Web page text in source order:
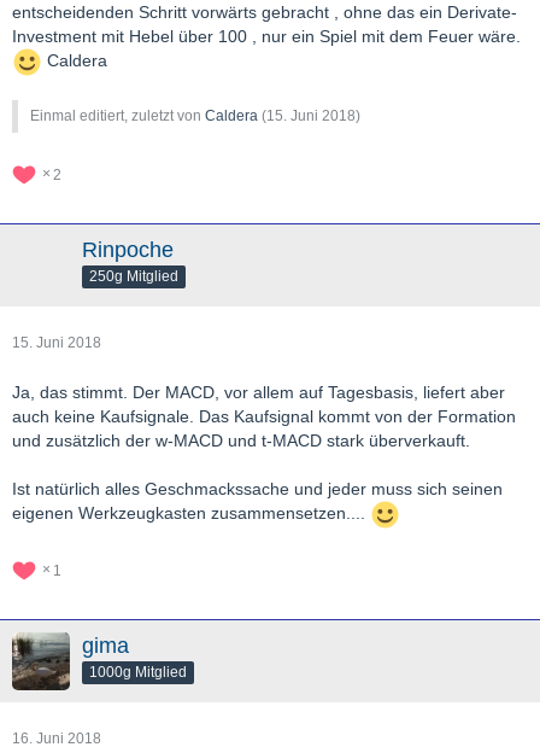
entscheidenden Schritt vorwärts gebracht , ohne das ein Derivate-
Investment mit Hebel über 100 , nur ein Spiel mit dem Feuer wäre.
Caldera
Einmal editiert, zuletzt von Caldera (15. Juni 2018)
2
Rinpoche
250g Mitglied
15. Juni 2018
Ja, das stimmt. Der MACD, vor allem auf Tagesbasis, liefert aber
auch keine Kaufsignale. Das Kaufsignal kommt von der Formation
und zusätzlich der w-MACD und t-MACD stark überverkauft.
Ist natürlich alles Geschmackssache und jeder muss sich seinen
eigenen Werkzeugkasten zusammensetzen....
1
gima
1000g Mitglied
16. Juni 2018